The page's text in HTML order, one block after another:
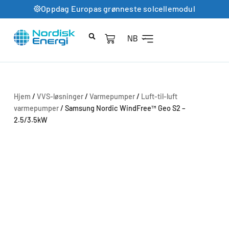
Oppdag Europas grønneste solcellemodul
NB
Hjem / VVS-løsninger/ Varmepumper/ Luft-til-luft
varmepumper/ Samsung Nordic WindFree™ Geo S2 –
2.5/3.5kW